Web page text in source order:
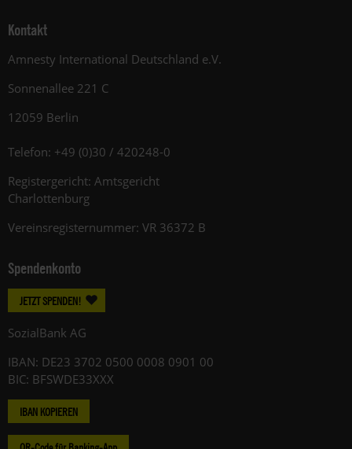
Kontakt
Amnesty International Deutschland e.V.
Sonnenallee 221 C
12059 Berlin
Telefon: +49 (0)30 / 420248-0
Registergericht: Amtsgericht
Charlottenburg
Vereinsregisternummer: VR 36372 B
Spendenkonto
JETZT SPENDEN!
SozialBank AG
IBAN: DE23 3702 0500 0008 0901 00
BIC: BFSWDE33XXX
IBAN KOPIEREN